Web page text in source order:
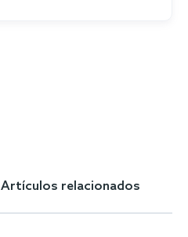
Artículos relacionados